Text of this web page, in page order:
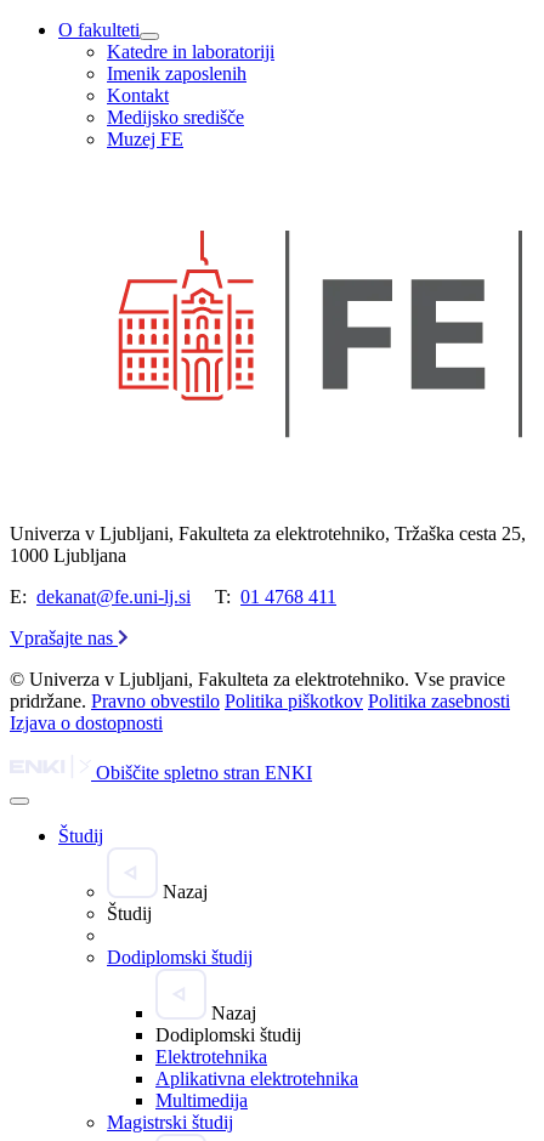
O fakulteti
Katedre in laboratoriji
Imenik zaposlenih
Kontakt
Medijsko središče
Muzej FE
Univerza v Ljubljani, Fakulteta za elektrotehniko, Tržaška cesta 25,
1000 Ljubljana
E: dekanat@fe.uni-lj.si T: 01 4768 411
Vprašajte nas
© Univerza v Ljubljani, Fakulteta za elektrotehniko. Vse pravice
pridržane. Pravno obvestilo Politika piškotkov Politika zasebnosti
Izjava o dostopnosti
Obiščite spletno stran ENKI
Študij
Nazaj
Študij
Dodiplomski študij
Nazaj
Dodiplomski študij
Elektrotehnika
Aplikativna elektrotehnika
Multimedija
Magistrski študij